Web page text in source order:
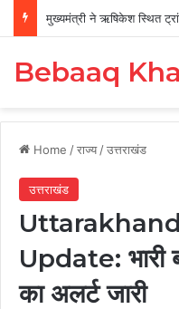
मुख्यमंत्री ने ऋषिकेश स्थित
Bebaaq
Home /राज्य /उत्तराखंड
उत्तराखंड
Update: भारी
का अलर्ट जारी